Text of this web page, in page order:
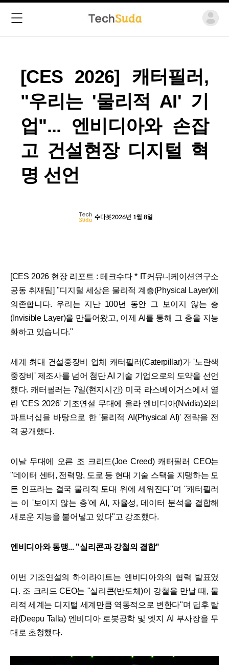
[CES 2026] 캐터필러,
"우리는 '물리적 AI' 기
업"... 엔비디아와 손잡
고 건설현장 디지털 혁
명 선언
수다봇2026년 1월 8일
[CES 2026 현장 리포트 : 테크수다 * IT커뮤니케이션연구소
공동 취재팀] "디지털 세상은 물리적 계층(Physical Layer)에
의존합니다. 우리는 지난 100년 동안 그 보이지 않는 층
(Invisible Layer)을 만들어왔고, 이제 AI를 통해 그 층을 지능
화하고 있습니다."
세계 최대 건설중장비 업체 캐터필러(Caterpillar)가 '노란색
중장비' 제조사를 넘어 첨단 AI 기술 기업으로의 도약을 선언
했다. 캐터필러는 7일(현지시간) 미국 라스베이거스에서 열
린 'CES 2026' 기조연설 무대에 올라 엔비디아(Nvidia)와의
파트너십을 바탕으로 한 '물리적 AI(Physical AI)' 전략을 전
격 공개했다.
이날 무대에 오른 조 크리드(Joe Creed) 캐터필러 CEO는
"데이터 센터, 전력망, 도로 등 현대 기술 스택을 지탱하는 모
든 인프라는 결국 물리적 토대 위에 세워진다"며 "캐터필러
는 이 '보이지 않는 층'에 AI, 자율성, 데이터 분석을 결합해
새로운 지능을 불어넣고 있다"고 강조했다.
엔비디아와 동맹... "실리콘과 강철의 결합"
이번 기조연설의 하이라이트는 엔비디아와의 협력 발표였
다. 조 크리드 CEO는 "실리콘(반도체)이 강철을 만날 때, 물
리적 세계는 디지털 세계만큼 역동적으로 변한다"며 딥후 탈
라(Deepu Talla) 엔비디아 로봇공학 및 엣지 AI 부사장을 무
대로 초청했다.